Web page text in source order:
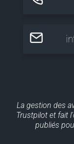
La gestion des
Trustpilot et fait
publiés